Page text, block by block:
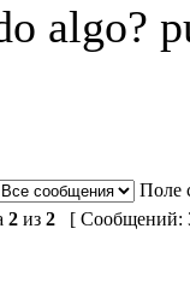
algo?
Поле
2 из 2 [ Сообщений: